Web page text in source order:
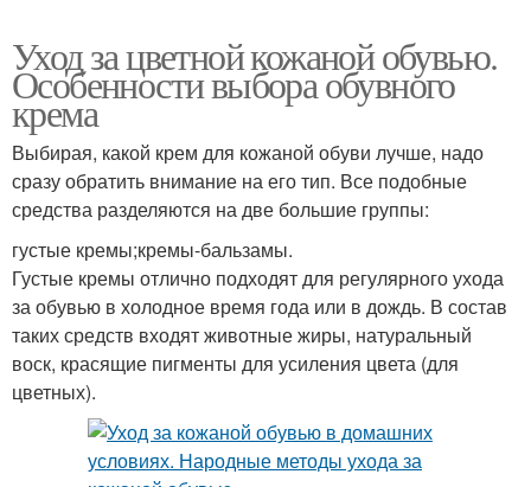
Уход за цветной кожаной обувью.
Особенности выбора обувного
крема
Выбирая, какой крем для кожаной обуви лучше, надо
сразу обратить внимание на его тип. Все подобные
средства разделяются на две большие группы:
густые кремы;кремы-бальзамы.
Густые кремы отлично подходят для регулярного ухода
за обувью в холодное время года или в дождь. В состав
таких средств входят животные жиры, натуральный
воск, красящие пигменты для усиления цвета (для
цветных).